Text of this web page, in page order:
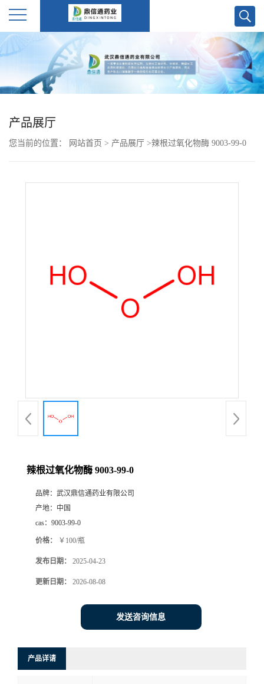
公
产
产品展厅
您当前的位置： 网站首页 > 产品展厅 >辣根过氧化物酶 9003-99-0
辣根过氧化物酶 9003-99-0
品牌： 武汉鼎信通药业有限公司
产地： 中国
cas： 9003-99-0
价格： ￥100/瓶
发布日期： 2025-04-23
更新日期： 2026-08-08
发送咨询信息
产品详请